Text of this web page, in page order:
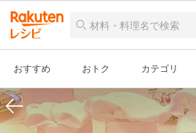
おすすめ おトク カテゴリ